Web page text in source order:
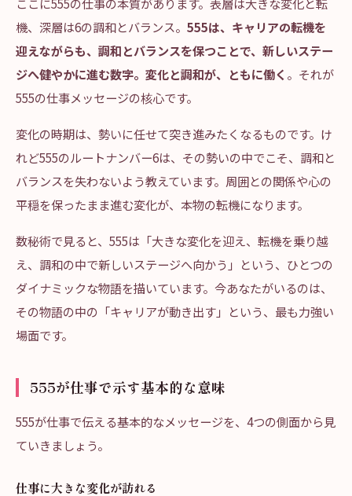
機、深層は6の調和とバランス。 555は、キャリアの転機を
迎えながらも、調和とバランスを保つことで、新しいステー
ジへ健やかに進む数字。変化と調和が、ともに働く 。それが
555の仕事メッセージの核心です。
変化の時期は、勢いに任せて突き進みたくなるものです。け
れど555のルートナンバー6は、その勢いの中でこそ、調和と
バランスを失わないよう教えています。周囲との関係や心の
平穏を保ったまま進む変化が、本物の転機になります。
数秘術で見ると、555は「大きな変化を迎え、転機を乗り越
え、調和の中で新しいステージへ向かう」という、ひとつの
ダイナミックな物語を描いています。今あなたがいるのは、
その物語の中の「キャリアが動き出す」という、最も力強い
場面です。
555が仕事で示す基本的な意味
555が仕事で伝える基本的なメッセージを、4つの側面から見
ていきましょう。
仕事に大きな変化が訪れる